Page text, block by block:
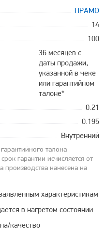
ПРАМО
14
100
36 месяцев с
даты продажи,
указанной в чеке
или гарантийном
талоне*
0.21
0.195
Внутренний
талона
гарантии исчисляется от
производства нанесена на
характеристикам
в нагретом состоянии
качество